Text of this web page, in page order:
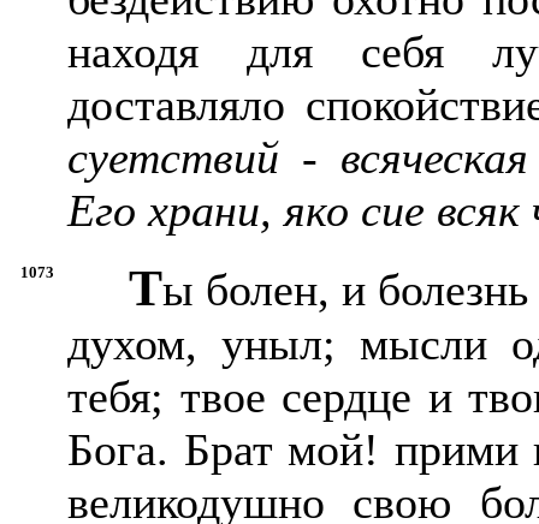
находя для себя
доставляло
суетствий -
Его храни, яко сие всяк
1073 Ты болен, и
духом, уныл; мысли
тебя; твое сердце и
Бога. Брат мой! прими
великодушно свою